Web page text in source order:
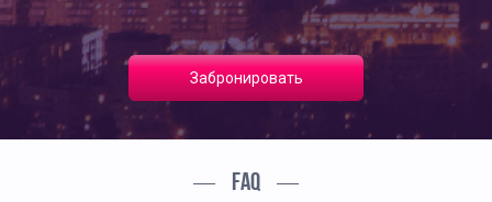
Забронировать
FAQ